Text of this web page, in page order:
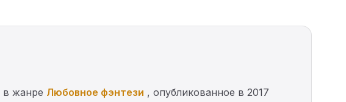
в жанре Любовное фэнтези , опубликованное в 2017